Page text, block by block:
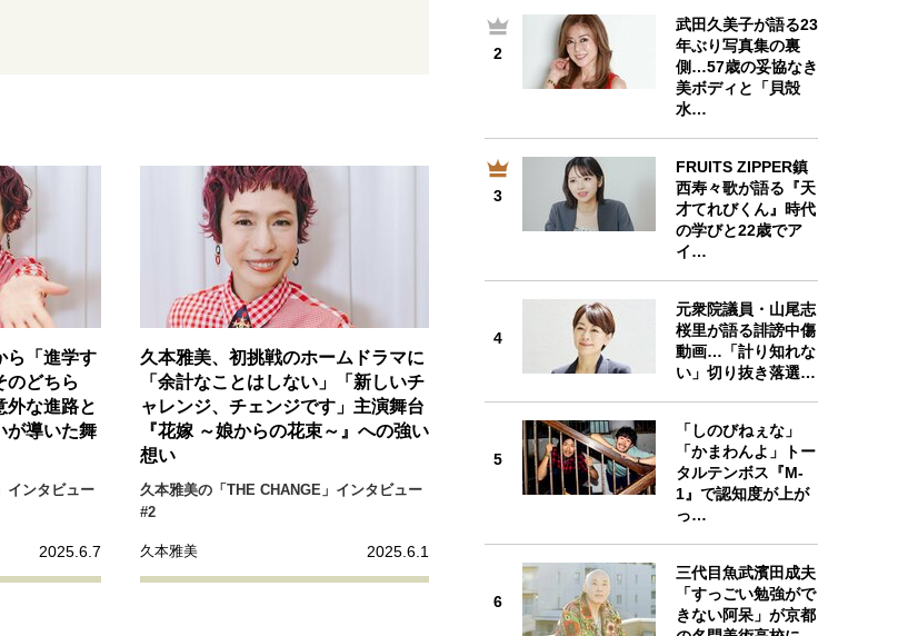
ファーストキャリアを拓く
20代の現在地 10代・20代の土台
美しさの哲学 パートナーとの歩み方
と
移住という選択 熱狂できるもの
一生モノの愛用品
60代のネクストステージ 70代のグランドデザイン
との付き合い方
ら「進学す
のどちら
外な進路と
導いた舞
インタビュー
2025.6.7
久本雅美、初挑戦のホームドラマに
「余計なことはしない」「新しいチ
ャレンジ、チェンジです」主演舞台
『花嫁 ～娘からの花束～』への強い
想い
久本雅美の「THE CHANGE」インタビュー
#2
久本雅美 2025.6.1
2
武田久美子が語る23
年ぶり写真集の裏
側…57歳の妥協なき
美ボディと「貝殻
水…
3
FRUITS ZIPPER鎮
西寿々歌が語る『天
才てれびくん』時代
の学びと22歳でア
イ…
4
元衆院議員・山尾志
桜里が語る誹謗中傷
動画…「計り知れな
い」切り抜き落選…
5
「しのびねぇな」
「かまわんよ」トー
タルテンボス『M-
1』で認知度が上が
っ…
6
三代目魚武濱田成夫
「すっごい勉強がで
きない阿呆」が京都